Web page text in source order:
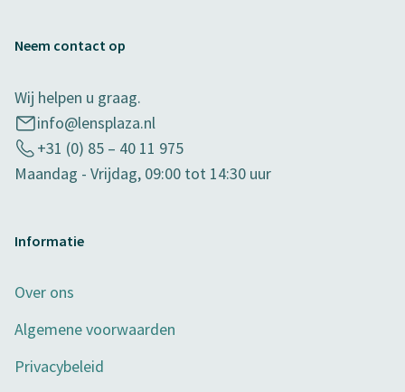
Neem contact op
Wij helpen u graag.
info@lensplaza.nl
+31 (0) 85 – 40 11 975
Maandag - Vrijdag, 09:00 tot 14:30 uur
Informatie
Over ons
Algemene voorwaarden
Privacybeleid